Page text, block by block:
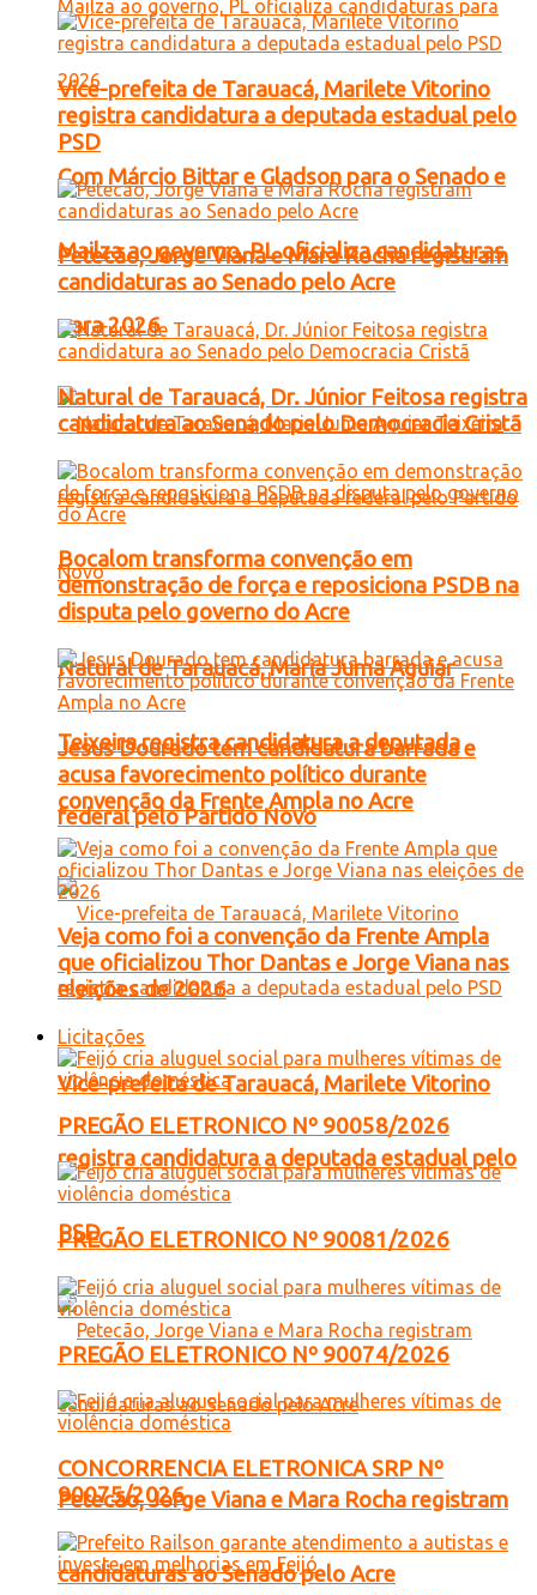
Com Márcio Bittar e Gladson para o Senado e
Mailza ao governo, PL oficializa candidaturas
para 2026
Natural de Tarauacá, Maria Juma Aguiar
Teixeira registra candidatura a deputada
federal pelo Partido Novo
Vice-prefeita de Tarauacá, Marilete Vitorino
registra candidatura a deputada estadual pelo
PSD
Petecão, Jorge Viana e Mara Rocha registram
candidaturas ao Senado pelo Acre
Vice-prefeita de Tarauacá, Marilete Vitorino
registra candidatura a deputada estadual pelo
PSD
Petecão, Jorge Viana e Mara Rocha registram
candidaturas ao Senado pelo Acre
Natural de Tarauacá, Dr. Júnior Feitosa registra
candidatura ao Senado pelo Democracia Cristã
Bocalom transforma convenção em
demonstração de força e reposiciona PSDB na
disputa pelo governo do Acre
Jesus Dourado tem candidatura barrada e
acusa favorecimento político durante
convenção da Frente Ampla no Acre
Veja como foi a convenção da Frente Ampla
que oficializou Thor Dantas e Jorge Viana nas
eleições de 2026
Licitações
PREGÃO ELETRONICO Nº 90058/2026
PREGÃO ELETRONICO Nº 90081/2026
PREGÃO ELETRONICO Nº 90074/2026
CONCORRENCIA ELETRONICA SRP Nº
90075/2026